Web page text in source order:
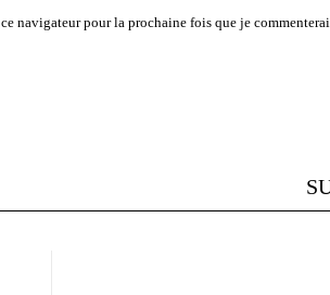
navigateur pour la prochaine fois que je commenterai.